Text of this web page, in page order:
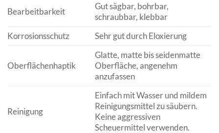
Bearbeitbarkeit
Gut sägbar, bohrbar,
schraubbar, klebbar
Korrosionsschutz
Sehr gut durch Eloxierung
Oberflächenhaptik
Glatte, matte bis seidenmatte
Oberfläche, angenehm
anzufassen
Reinigung
Einfach mit Wasser und mildem
Reinigungsmittel zu säubern.
Keine aggressiven
Scheuermittel verwenden.